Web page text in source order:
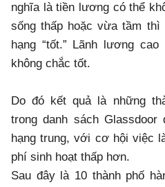
nghĩa là tiền lương có thể
sống thấp hoặc vừa tầm thì
hạng “tốt.” Lãnh lương
không chắc tốt.
Do đó kết quả là những
trong danh sách Glassdoor
hạng trung, với cơ hội việc
phí sinh hoạt thấp hơn.
Sau đây là 10 thành phố